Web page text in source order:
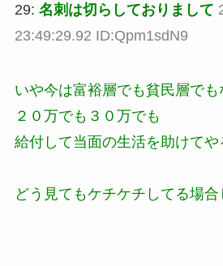
29: 名刺は切らしておりまして
23:49:29.92 ID:Qpm1sdN9
いや今は富裕層でも貧民層でも
２０万でも３０万でも
給付して当面の生活を助けてや
どう見てもケチケチしてる場